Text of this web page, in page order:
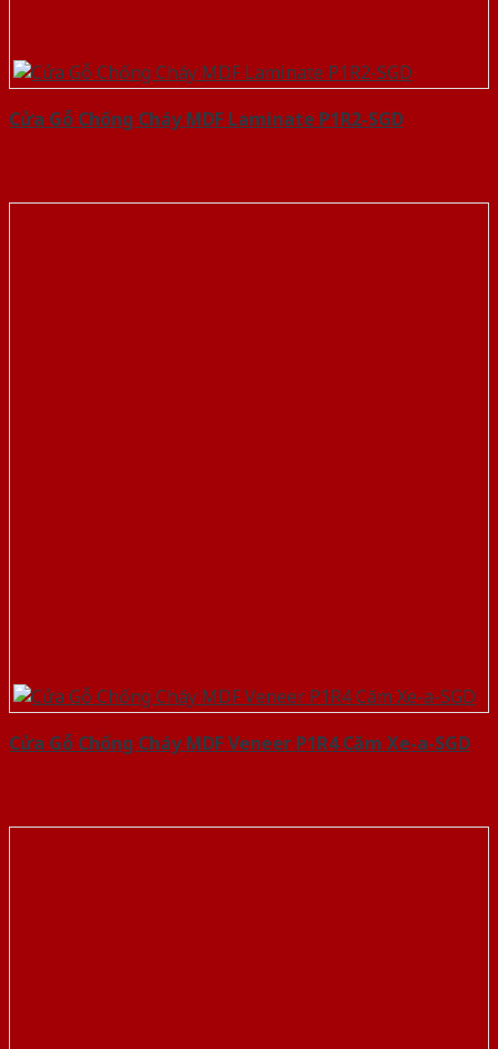
Cửa Gỗ Chống Cháy MDF Laminate P1R2-SGD
Cửa Gỗ Chống Cháy MDF Veneer P1R4 Căm Xe-a-SGD